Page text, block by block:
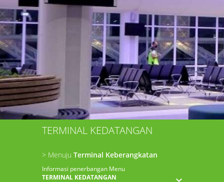
TERMINAL KEDATANGAN
> Menuju Terminal Keberangkatan
Informasi penerbangan Menu
TERMINAL KEDATANGAN